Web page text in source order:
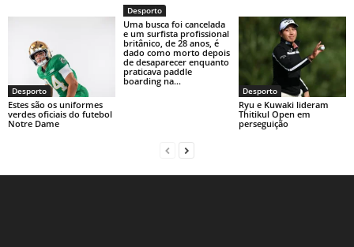
Desporto
Estes são os uniformes
verdes oficiais do futebol
Notre Dame
Desporto
Uma busca foi cancelada
e um surfista profissional
britânico, de 28 anos, é
dado como morto depois
de desaparecer enquanto
praticava paddle
boarding na...
Desporto
Ryu e Kuwaki lideram
Thitikul Open em
perseguição